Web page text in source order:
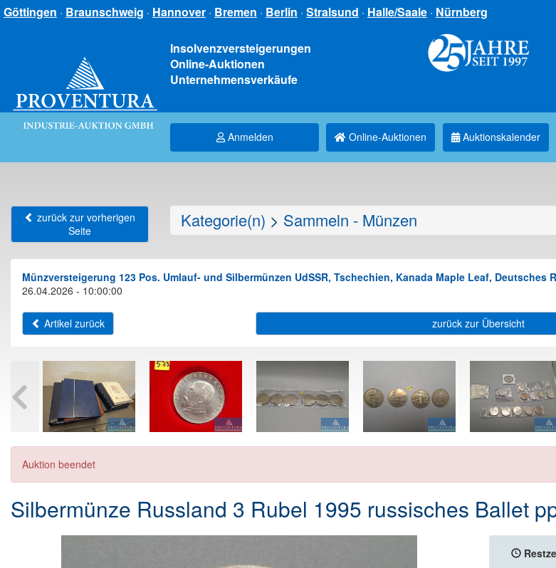
Göttingen · Braunschweig · Hannover · Bremen · Berlin · Stralsund · Halle/Saale · Nürnberg
Insolvenzversteigerungen
Online-Auktionen
Unternehmensverkäufe
Anmelden Online-Auktionen Auktionskalender
zurück zur vorherigen
Seite
Kategorie(n) > Sammeln - Münzen
Münzversteigerung 123 Pos. Umlauf- und Silbermünzen UdSSR, Tschechien, Kanada Maple Leaf, Deutsches
26.04.2026 - 10:00:00
Artikel zurück zurück zur Übersicht
Auktion beendet
Silbermünze Russland 3 Rubel 1995 russisches Ballet